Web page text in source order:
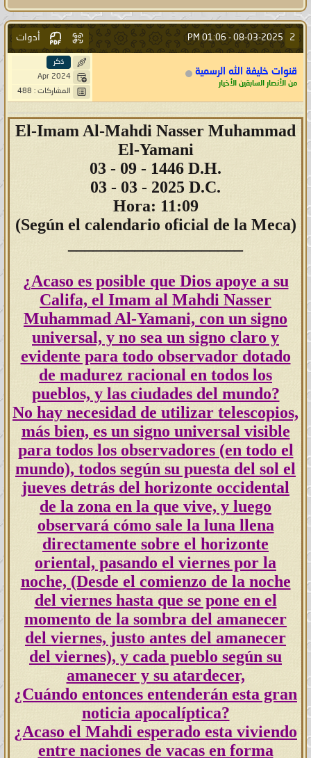
2
08-03-2025 -
01:06 PM أدوات
قنوات خليفة الله الرسمية
من الأنصار السابقين الأخيار
ذكر
Apr 2024
المشاركات : 488
El-Imam Al-Mahdi Nasser Muhammad
El-Yamani
03 - 09 - 1446 D.H.
03 - 03 - 2025 D.C.
Hora: 11:09
(Según el calendario oficial de la Meca)
¿Acaso es posible que Dios apoye a su
Califa, el Imam al Mahdi Nasser
Muhammad Al-Yamani, con un signo
universal, y no sea un signo claro y
evidente para todo observador dotado
de madurez racional en todos los
pueblos, y las ciudades del mundo?
No hay necesidad de utilizar telescopios,
más bien, es un signo universal visible
para todos los observadores (en todo el
mundo), todos según su puesta del sol el
jueves detrás del horizonte occidental
de la zona en la que vive, y luego
observará cómo sale la luna llena
directamente sobre el horizonte
oriental, pasando el viernes por la
noche, (Desde el comienzo de la noche
del viernes hasta que se pone en el
momento de la sombra del amanecer
del viernes, justo antes del amanecer
del viernes), y cada pueblo según su
amanecer y su atardecer,
¿Cuándo entonces entenderán esta gran
noticia apocalíptica?
¿Acaso el Mahdi esperado esta viviendo
entre naciones de vacas en forma